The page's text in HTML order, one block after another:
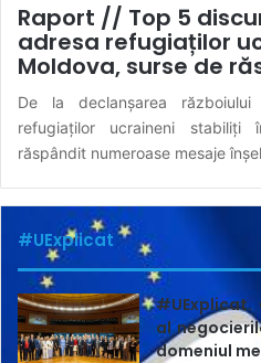
Raport // Top 5
adresa refugiaților
Moldova, surse de
De la declanșarea
refugiaților ucraineni stabiliți
răspândit numeroase mesaje
#UExplicat
#UExplicat.
al
domeniul